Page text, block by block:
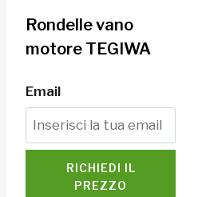
Rondelle vano
motore TEGIWA
Email
RICHIEDI IL
PREZZO